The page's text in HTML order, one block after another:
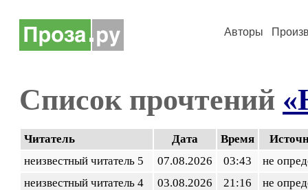
Авторы
Список прочтений
Читатель Дата Время
неизвестный читатель 5
07.08.2026 03:43
не
неизвестный читатель 4
03.08.2026 21:16
не